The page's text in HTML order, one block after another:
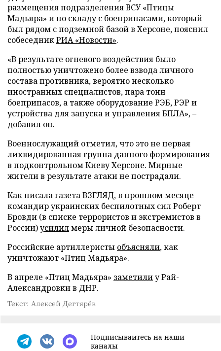
размещения подразделения ВСУ «Птицы
Мадьяра» и по складу с боеприпасами, который
был рядом с подземной базой в Херсоне, пояснил
собеседникРИА «Новости».
«В результате огневого воздействия было
полностью уничтожено более взвода личного
состава противника, вероятно несколько
иностранных специалистов, пара тонн
боеприпасов, а также оборудование РЭБ, РЭР и
устройства для запуска и управления БПЛА», –
добавил он.
Военнослужащий отметил, что это не первая
ликвидированная группа данного формирования
в подконтрольном Киеву Херсоне. Мирные
жители в результате атаки не пострадали.
Как писала газета ВЗГЛЯД, в прошлом месяце
командир украинских беспилотных сил Роберт
Бровди (в списке террористов и экстремистов в
России)усилилмеры личной безопасности.
Российские артиллеристы объясняли, как
уничтожают «Птиц Мадьяра».
В апреле «Птиц Мадьяра» заметилиу Рай-
Александровки в ДНР.
Текст: Алексей Дегтярёв
Подписывайтесь на наши
каналы